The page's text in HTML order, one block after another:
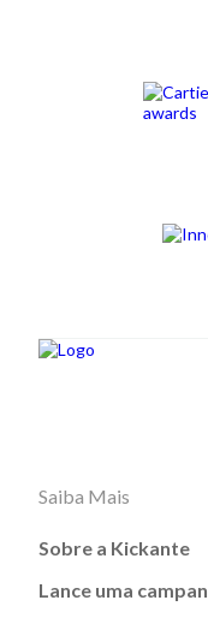
Saiba Mais
Sobre a Kickante
Lance uma